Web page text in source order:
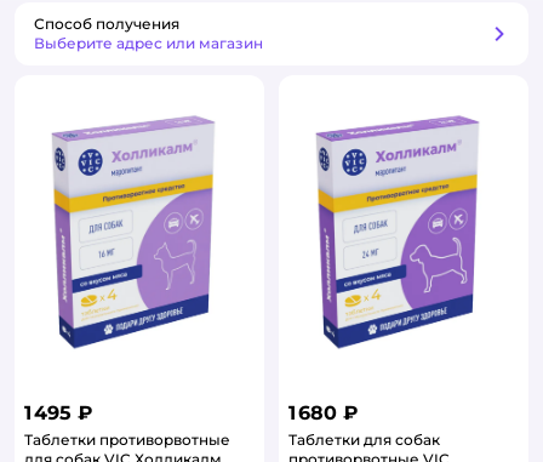
Способ получения
Выберите адрес или магазин
1 495 ₽
Таблетки противорвотные
для собак VIC Холликалм
1 680 ₽
Таблетки для собак
противорвотные VIC